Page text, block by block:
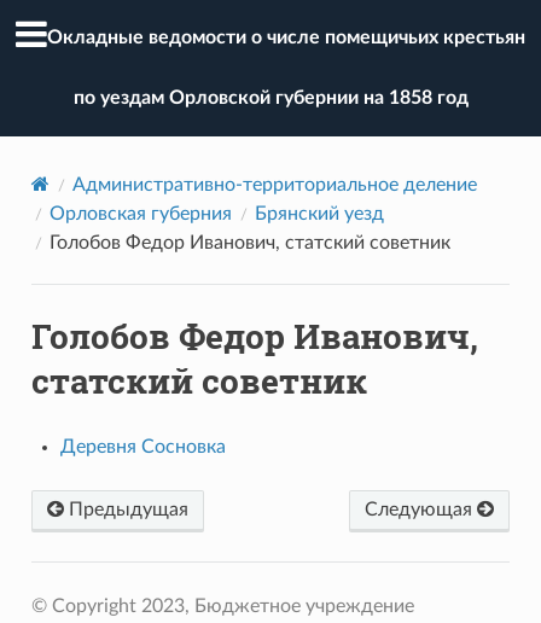
Окладные ведомости о числе помещичьих крестьян
по уездам Орловской губернии на 1858 год
Административно-территориальное деление
Орловская губерния
Брянский уезд
Голобов Федор Иванович, статский советник
Голобов Федор Иванович,
статский советник
Деревня Сосновка
Предыдущая Следующая
© Copyright 2023, Бюджетное учреждение